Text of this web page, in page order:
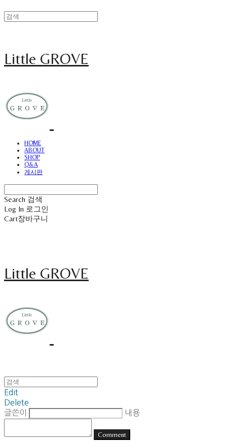
Little GROVE
HOME
ABOUT
SHOP
Q&A
게시판
Search 검색
Log In 로그인
Cart장바구니
Little GROVE
Edit
Delete
글쓴이
내용
Comment